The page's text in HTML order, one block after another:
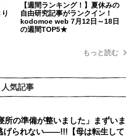
【週間ランキング！】夏休みの
自由研究記事がランクイン！
kodomoe web 7月12日～18日
の週間TOP5★
もっと読む
人気記事
所の準備が整いました」まずいま
げられない――!!!【母は転生して